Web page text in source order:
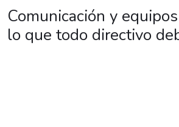
Comunicación y
lo que todo directivo